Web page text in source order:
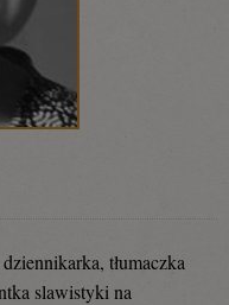
tłumaczka
slawistyki na